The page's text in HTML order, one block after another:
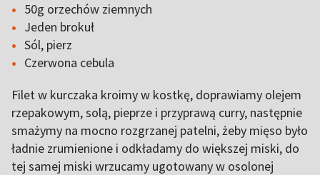
50g orzechów ziemnych
Jeden brokuł
Sól, pierz
Czerwona cebula
Filet w kurczaka kroimy w kostkę, doprawiamy olejem
rzepakowym, solą, pieprze i przyprawą curry, następnie
smażymy na mocno rozgrzanej patelni, żeby mięso było
ładnie zrumienione i odkładamy do większej miski, do
tej samej miski wrzucamy ugotowany w osolonej